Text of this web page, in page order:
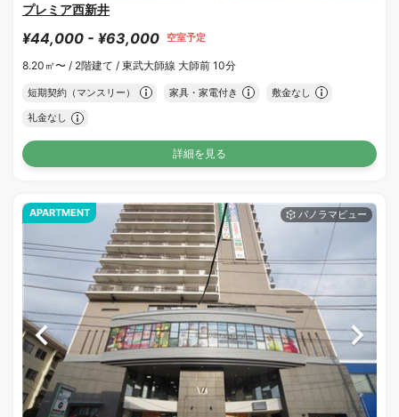
プレミア西新井
¥44,000 - ¥63,000 空室予定
8.20㎡〜 / 2階建て / 東武大師線 大師前 10分
短期契約（マンスリー） 家具・家電付き 敷金なし
礼金なし
詳細を見る
APARTMENT